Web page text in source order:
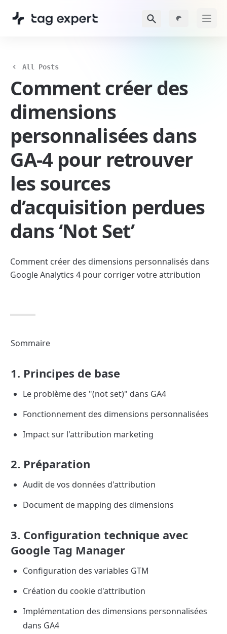
All Posts
Comment créer des
dimensions
personnalisées dans
GA-4 pour retrouver
les sources
d’acquisition perdues
dans ‘Not Set’
Comment créer des dimensions personnalisés dans
Google Analytics 4 pour corriger votre attribution
Sommaire
1. Principes de base
Le problème des "(not set)" dans GA4
Fonctionnement des dimensions personnalisées
Impact sur l'attribution marketing
2. Préparation
Audit de vos données d'attribution
Document de mapping des dimensions
3. Configuration technique avec
Google Tag Manager
Configuration des variables GTM
Création du cookie d'attribution
Implémentation des dimensions personnalisées
dans GA4